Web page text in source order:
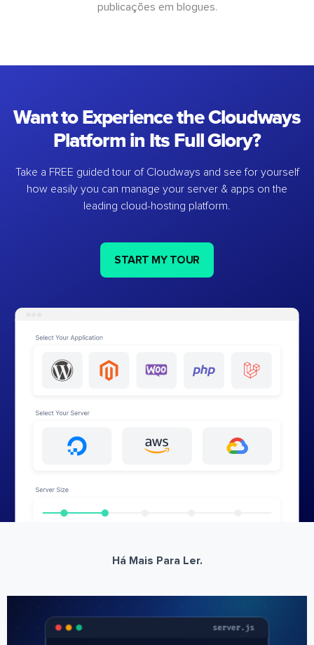
publicações em blogues.
Want to Experience the Cloudways
Platform in Its Full Glory?
Take a FREE guided tour of Cloudways and see for yourself
how easily you can manage your server & apps on the
leading cloud-hosting platform.
START MY TOUR
Há Mais Para Ler.